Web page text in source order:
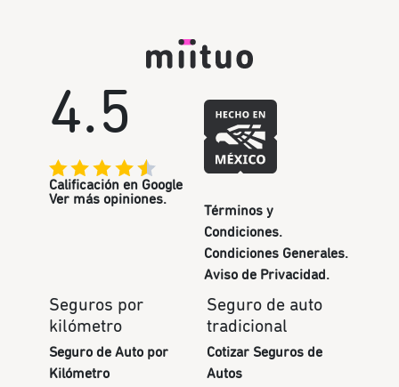
4.5
Calificación en Google
Ver más opiniones.
Términos y
Condiciones.
Condiciones Generales.
Aviso de Privacidad.
Seguros por
kilómetro
Seguro de Auto por
Kilómetro
Seguro de auto
tradicional
Cotizar Seguros de
Autos